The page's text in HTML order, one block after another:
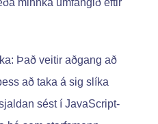
minnka umfangið eftir
Það veitir aðgang að
að taka á sig slíka
sést í JavaScript-